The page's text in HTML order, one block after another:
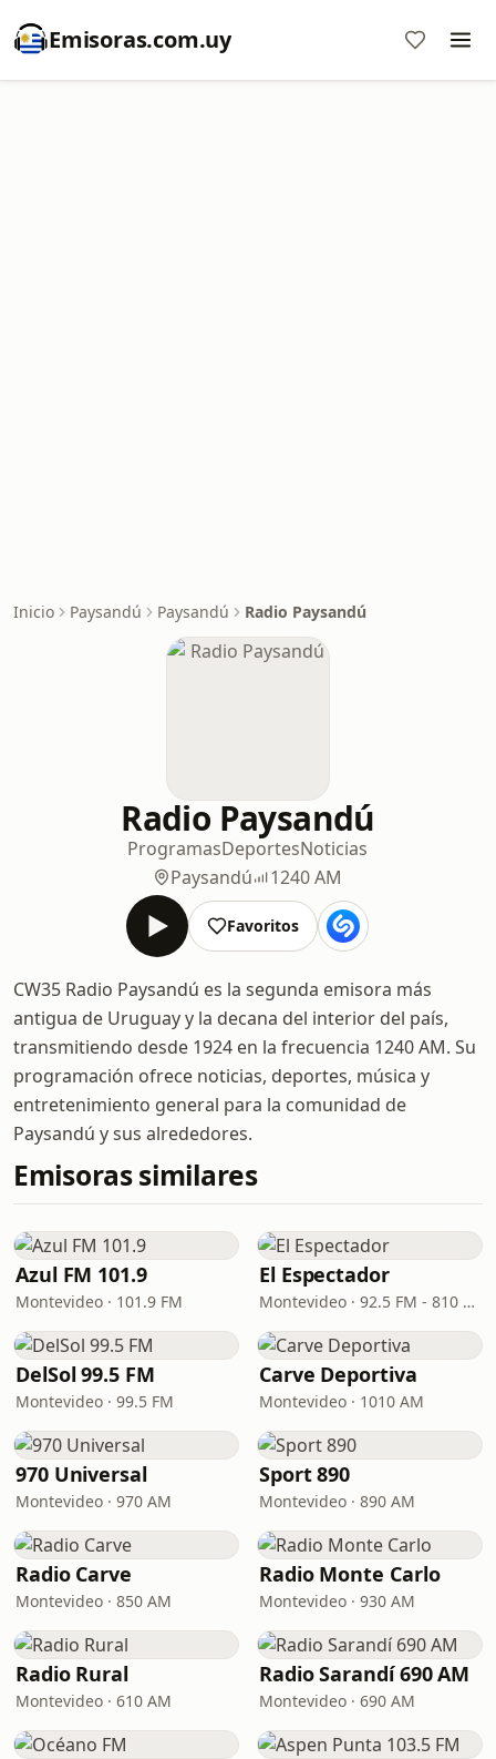
Emisoras.com.uy
Inicio Paysandú Paysandú Radio Paysandú
Radio Paysandú
ProgramasDeportesNoticias
Paysandú
1240 AM
Favoritos
CW35 Radio Paysandú es la segunda emisora más
antigua de Uruguay y la decana del interior del país,
transmitiendo desde 1924 en la frecuencia 1240 AM. Su
programación ofrece noticias, deportes, música y
entretenimiento general para la comunidad de
Paysandú y sus alrededores.
Emisoras similares
Azul FM 101.9
Montevideo · 101.9 FM
El Espectador
Montevideo · 92.5 FM - 810 AM
DelSol 99.5 FM
Montevideo · 99.5 FM
Carve Deportiva
Montevideo · 1010 AM
970 Universal
Montevideo · 970 AM
Sport 890
Montevideo · 890 AM
Radio Carve
Montevideo · 850 AM
Radio Monte Carlo
Montevideo · 930 AM
Radio Rural
Montevideo · 610 AM
Radio Sarandí 690 AM
Montevideo · 690 AM